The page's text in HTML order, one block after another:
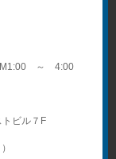
～ 4:00
ビル７F